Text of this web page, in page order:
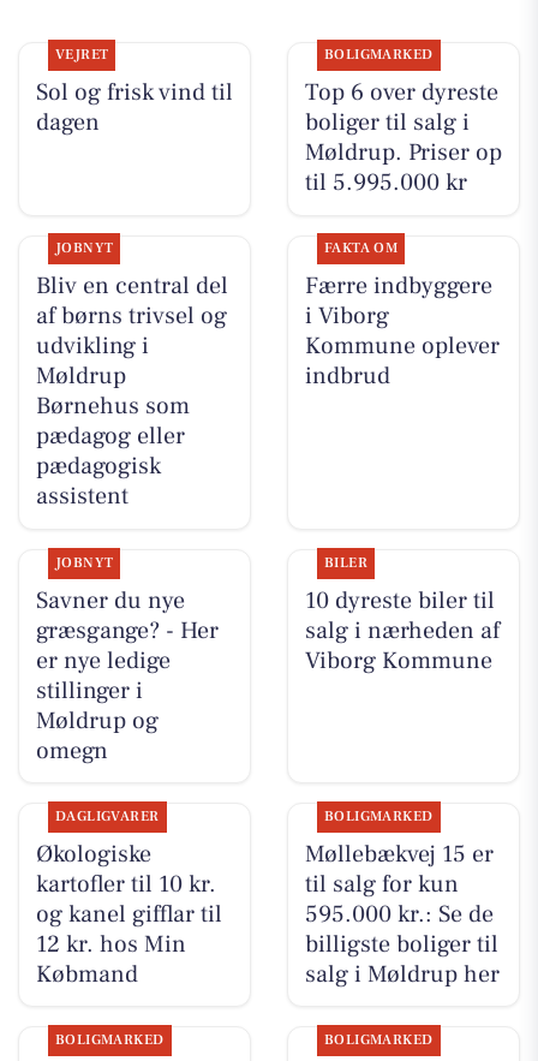
VEJRET
Sol og frisk vind til
dagen
BOLIGMARKED
Top 6 over dyreste
boliger til salg i
Møldrup. Priser op
til 5.995.000 kr
JOBNYT
Bliv en central del
af børns trivsel og
udvikling i
Møldrup
Børnehus som
pædagog eller
pædagogisk
assistent
FAKTA OM
Færre indbyggere
i Viborg
Kommune oplever
indbrud
JOBNYT
Savner du nye
græsgange? - Her
er nye ledige
stillinger i
Møldrup og
omegn
BILER
10 dyreste biler til
salg i nærheden af
Viborg Kommune
DAGLIGVARER
Økologiske
kartofler til 10 kr.
og kanel gifflar til
12 kr. hos Min
Købmand
BOLIGMARKED
Møllebækvej 15 er
til salg for kun
595.000 kr.: Se de
billigste boliger til
salg i Møldrup her
BOLIGMARKED BOLIGMARKED